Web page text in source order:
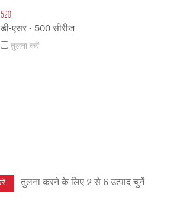
520
डी-एसर - 500 सीरीज
तुलना करें
तुलना करने के लिए 2 से 6 उत्पाद चुनें